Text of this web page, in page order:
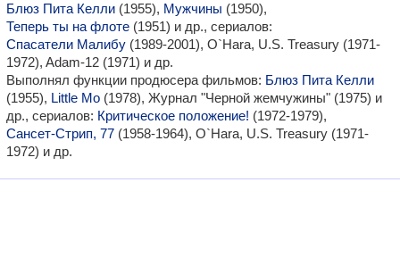
Блюз Пита Келли (1955), Мужчины (1950),
Теперь ты на флоте (1951) и др., сериалов:
Спасатели Малибу (1989-2001), O`Hara, U.S. Treasury (1971-
1972), Adam-12 (1971) и др.
Выполнял функции продюсера фильмов: Блюз Пита Келли
(1955), Little Mo (1978), Журнал "Черной жемчужины" (1975) и
др., сериалов: Критическое положение! (1972-1979),
Сансет-Стрип, 77 (1958-1964), O`Hara, U.S. Treasury (1971-
1972) и др.